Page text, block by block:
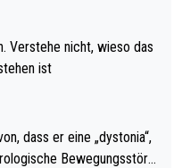
wundert mich: Luke Little
über Social Media GvV p
öfters mal gegen Ric
Verstehe nicht, wieso das
ist
dass er eine „dystonia“,
Bewegungsstöru